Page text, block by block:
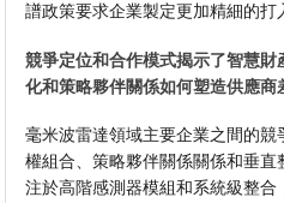
譜政策要求企業製定更加精細的打
競爭定位和合作模式揭示了智慧
化和策略夥伴關係如何塑造供應商
毫米波雷達領域主要企業之間的
權組合、策略夥伴關係關係和垂
注於高階感測器模​​組和系統級整